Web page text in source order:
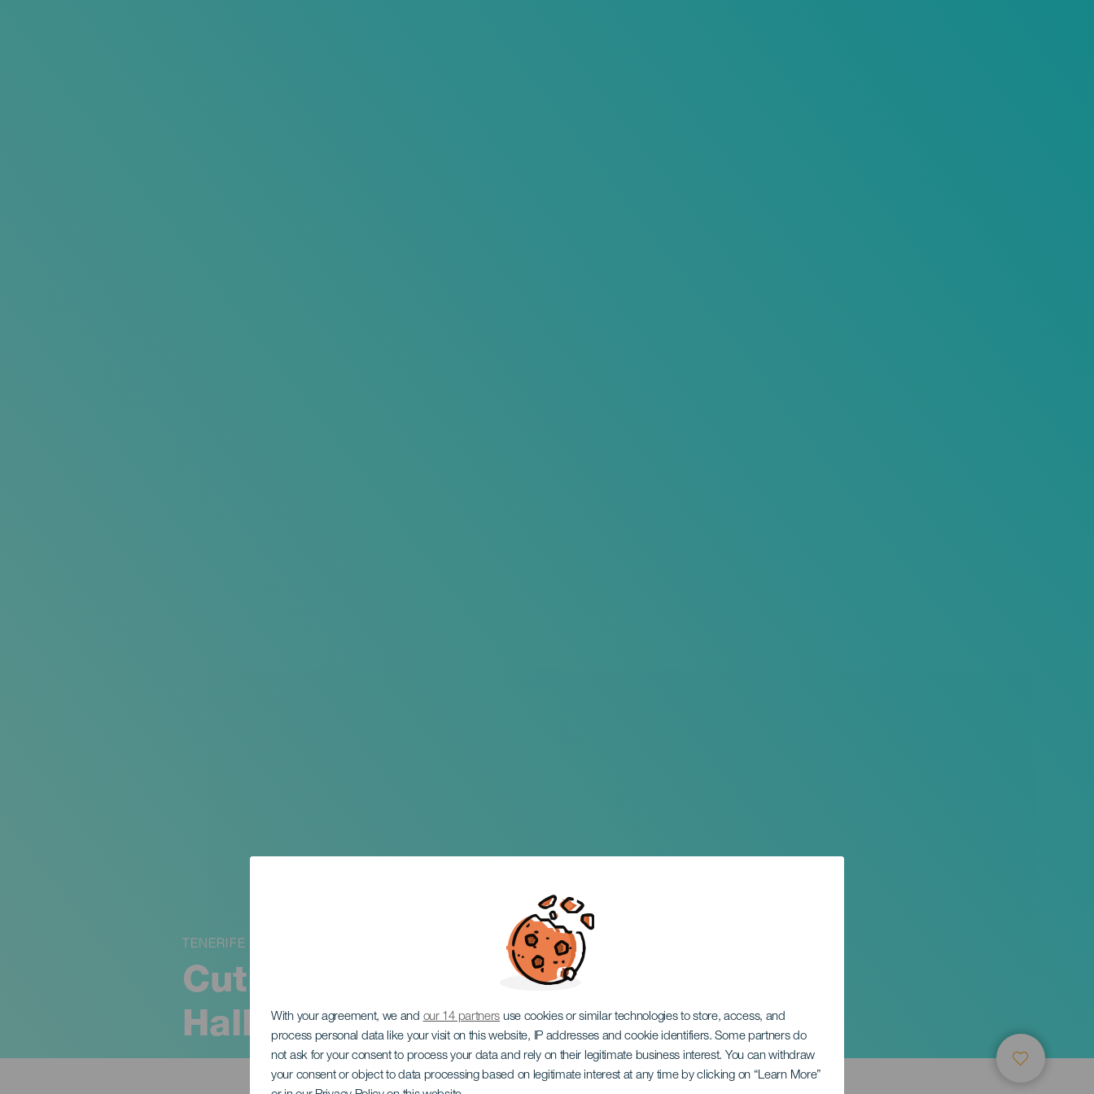
With your agreement, we and our 14 partners use cookies or similar technologies to store, access, and
process personal data like your visit on this website, IP addresses and cookie identifiers. Some partners do
not ask for your consent to process your data and rely on their legitimate business interest. You can withdraw
your consent or object to data processing based on legitimate interest at any time by clicking on “Learn More”
CutreCon on Tour 2023. Especial
Halloween
TENERIFE